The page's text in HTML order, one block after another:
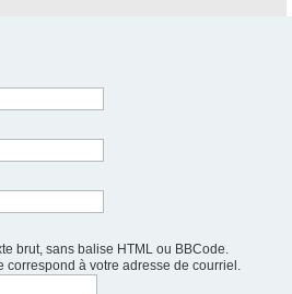
brut, sans balise HTML ou BBCode.
correspond à votre adresse de courriel.